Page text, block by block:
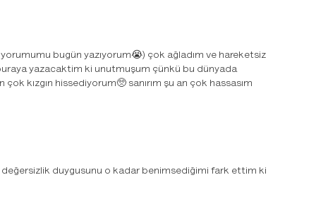
bugün yazıyorum😭) çok ağladım ve hareketsiz
yazacaktim ki unutmuşum çünkü bu dünyada
kızgın hissediyorum🥺 sanırım şu an çok hassasım
değersizlik duygusunu o kadar benimsediğimi fark ettim ki